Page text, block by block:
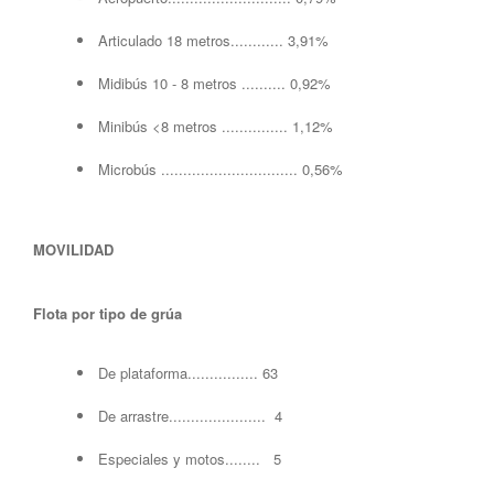
Articulado 18 metros............ 3,91%
Midibús 10 - 8 metros .......... 0,92%
Minibús <8 metros ............... 1,12%
Microbús ............................... 0,56%
MOVILIDAD
Flota por tipo de grúa
De plataforma................ 63
De arrastre...................... 4
Especiales y motos........ 5